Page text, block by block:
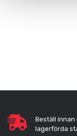
Beställ innan
lagerförda